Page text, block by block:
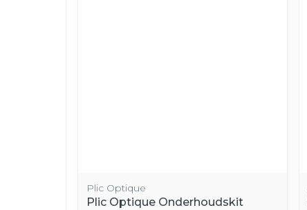
Plic Optique
Plic Optique Onderhoudskit